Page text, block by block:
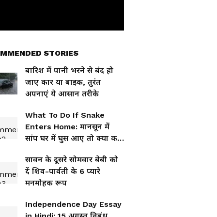
STORIES
बारिश में पानी भरने से बंद हो
जाए कार या बाइक, तुरंत
अपनाएं ये आसान तरीके
What To Do If Snake
Enters Home: मानसून में
सांप घर में घुस आए तो क्या करें
सावन के दूसरे सोमवार बेबी को
दें शिव-पार्वती के 6 प्यारे
मनमोहक रूप
Independence Day Essay